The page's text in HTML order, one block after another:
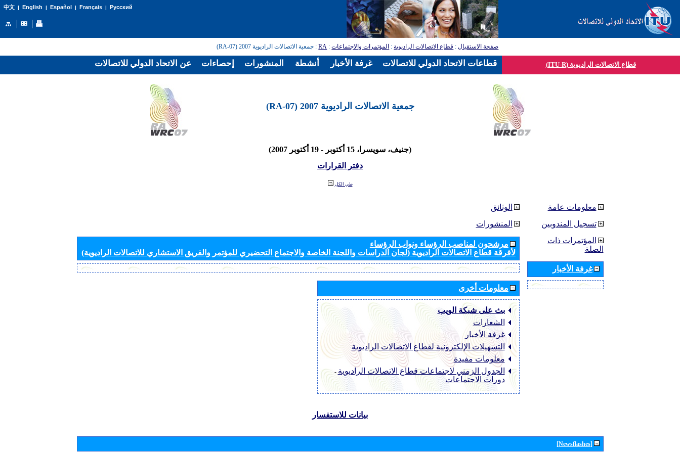
中文| English | Español | Français| Русский
صفحة الاستقبال: قطاع الاتصالات الراديوية: المؤتمرات والاجتماعات:
RA: جمعية الاتصالات الراديوية 2007 (RA-07)
قطاع الاتصالات الراديوية (ITU-R)
جمعية الاتصالات الراديوية 2007 (RA-07)
(جنيف، سويسرا، 15 أكتوبر - 19 أكتوبر 2007)
دفتر القرارات
طي الكل
الوثائق
المنشورات
مرشحون لمناصب الرؤساء ونواب الرؤساء
لأفرقة قطاع الاتصالات الراديوية (لجان الدراسات واللجنة الخاصة والاجتماع التحضيري للمؤتمر والفريق الاستشاري للاتصالات الراديوية)
معلومات أخرى
بث على شبكة الويب
الشعارات
غرفة الأخبار
التسهيلات الإلكترونية لقطاع الاتصالات الراديوية
معلومات مفيدة
الجدول الزمني لاجتماعات قطاع الاتصالات الراديوية -
دورات الاجتماعات
معلومات عامة
تسجيل المندوبين
المؤتمرات ذات
الصلة
غرفة الأخبار
بيانات للاستفسار
[Newsflashes]
عن الاتحاد الدولي للاتصالات إحصاءات المنشورات أنشطة غرفة الأخبار قطاعات الاتحاد الدولي للاتصالات